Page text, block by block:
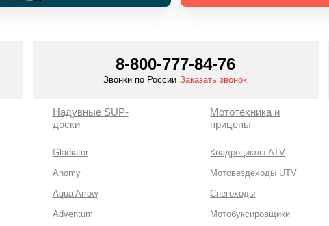
8-800-777-84-76
Звонки по России Заказать звонок
Надувные SUP-
доски
Gladiator
Anomy
Aqua Arrow
Adventum
Мототехника и
прицепы
Квадроциклы ATV
Мотовездеходы UTV
Снегоходы
Мотобуксировщики